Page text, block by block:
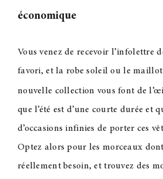
économique
Vous venez de recevoir l’infolettre
favori, et la robe soleil ou le
nouvelle collection vous font de
que l’été est d’une courte durée et
d’occasions infinies de porter ces
Optez alors pour les morceaux
réellement besoin, et trouvez des